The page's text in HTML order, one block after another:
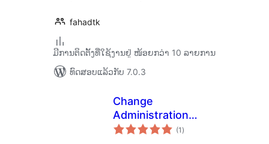
fahadtk
ມີການຕິດຕັ້ງທີ່ໃຊ້ງານຢູ່ ໜ້ອຍກວ່າ 10 ລາຍການ
ທົດສອບແລ້ວກັບ 7.0.3
Change
Administration
Email
(1 ຄະແນນ
ທັງໝົດ
)